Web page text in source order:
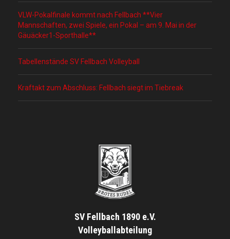
VLW-Pokalfinale kommt nach Fellbach **Vier
Mannschaften, zwei Spiele, ein Pokal – am 9. Mai in der
Gäuäcker1-Sporthalle**
Tabellenstände SV Fellbach Volleyball
Kraftakt zum Abschluss: Fellbach siegt im Tiebreak
SV Fellbach 1890 e.V.
Volleyballabteilung